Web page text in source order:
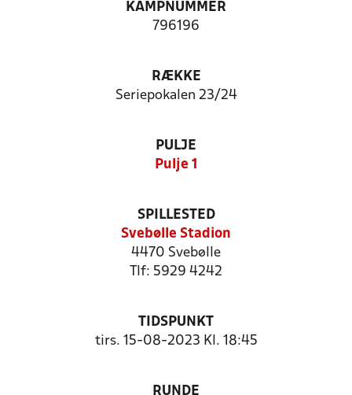
KAMPNUMMER
796196
RÆKKE
Seriepokalen 23/24
PULJE
Pulje 1
SPILLESTED
Svebølle Stadion
4470 Svebølle
Tlf: 5929 4242
TIDSPUNKT
tirs. 15-08-2023 Kl. 18:45
RUNDE